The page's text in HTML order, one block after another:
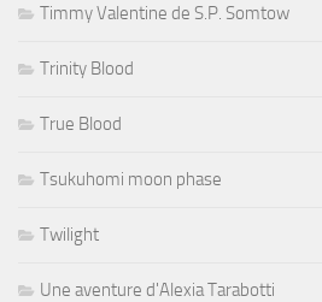
Timmy Valentine de S.P. Somtow
Trinity Blood
True Blood
Tsukuhomi moon phase
Twilight
Une aventure d'Alexia Tarabotti